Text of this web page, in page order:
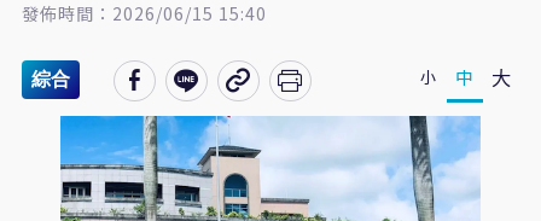
發佈時間：2026/06/15 15:40
綜合 小 中 大